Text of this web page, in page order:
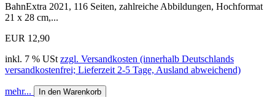
BahnExtra 2021, 116 Seiten, zahlreiche Abbildungen, Hochformat
21 x 28 cm,...
EUR 12,90
inkl. 7 % USt zzgl. Versandkosten (innerhalb Deutschlands
versandkostenfrei; Lieferzeit 2-5 Tage, Ausland abweichend)
mehr... In den Warenkorb